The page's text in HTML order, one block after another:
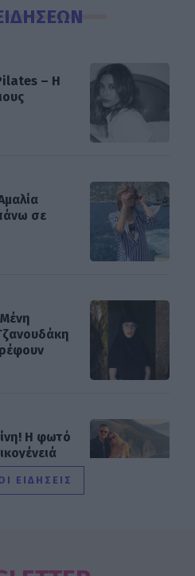
– Η
σε
Η φωτό
τον
ΕΙΔΗΣΕΙΣ